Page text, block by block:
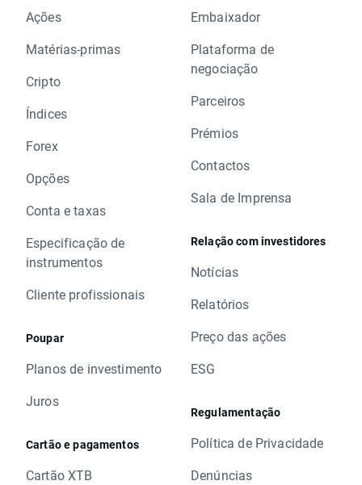
Ações
Matérias-primas
Cripto
Índices
Forex
Opções
Conta e taxas
Especificação de
instrumentos
Cliente profissionais
Poupar
Planos de investimento
Juros
Cartão e pagamentos
Cartão XTB
Embaixador
Plataforma de
negociação
Parceiros
Prémios
Contactos
Sala de Imprensa
Relação com investidores
Notícias
Relatórios
Preço das ações
ESG
Regulamentação
Política de Privacidade
Denúncias